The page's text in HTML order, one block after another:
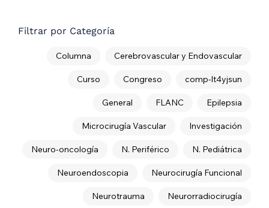
Filtrar por Categoría
Cerebrovascular y Endovascular
Columna
comp-lt4yjsun
Congreso
Curso
Epilepsia
FLANC
General
Investigación
Microcirugía Vascular
N. Pediátrica
N. Periférico
Neuro-oncología
Neurocirugía Funcional
Neuroendoscopia
Neurorradiocirugía
Neurotrauma